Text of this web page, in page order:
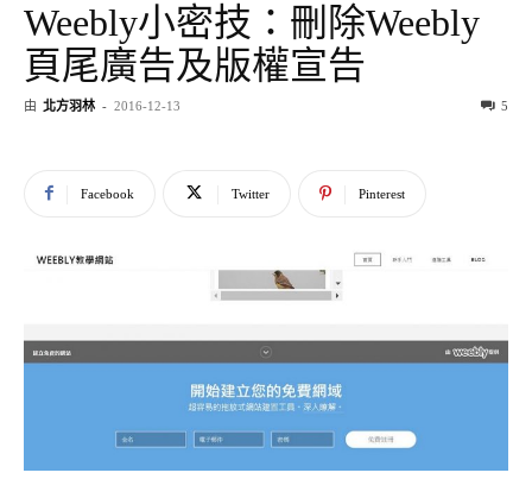
Weebly小密技：刪除Weebly
頁尾廣告及版權宣告
由 北方羽林 - 2016-12-13 5
Facebook Twitter Pinterest